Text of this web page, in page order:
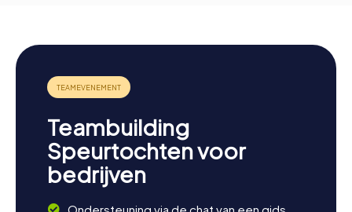
Teambuilding
Speurtochten voor
bedrijven